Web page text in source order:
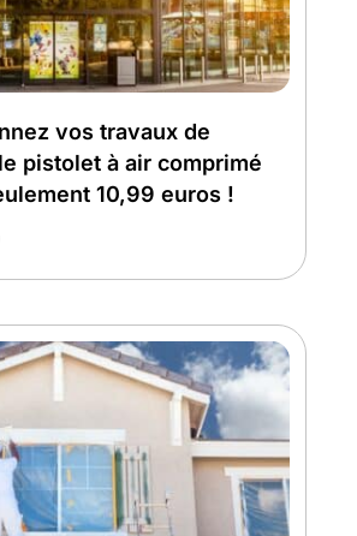
vos travaux de
pistolet à air comprimé
10,99 euros !